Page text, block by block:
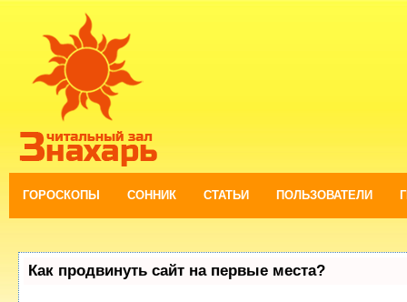
ГОРОСКОПЫ СОННИК СТАТЬИ ПОЛЬЗОВАТЕЛИ
Как продвинуть сайт на первые места?